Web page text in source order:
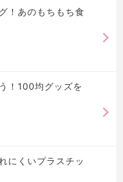
！あのもちもち食
！100均グッズを
にくいプラスチッ